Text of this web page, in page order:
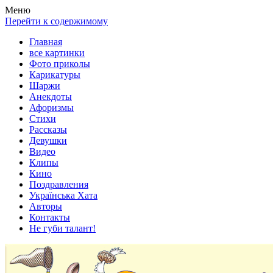
Весела хата — прикольные картинки, смешные истории, клипы!
Покажем всем ваши фото приколы, карикатуры, шаржи, стихи,
Меню
Перейти к содержимому
Главная
все картинки
Фото приколы
Карикатуры
Шаржи
Анекдоты
Афоризмы
Стихи
Рассказы
Девушки
Видео
Клипы
Кино
Поздравления
Українська Хата
Авторы
Контакты
Не губи талант!